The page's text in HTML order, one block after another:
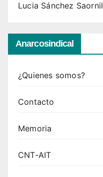
Lucia Sánchez Saornil
Anarcosindical
¿Quienes somos?
Contacto
Memoria
CNT-AIT